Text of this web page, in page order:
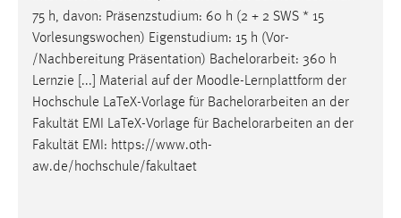
75 h, davon: Präsenzstudium: 60 h (2 + 2 SWS * 15
Vorlesungswochen) Eigenstudium: 15 h (Vor-
/Nachbereitung Präsentation) Bachelorarbeit: 360 h
Lernzie [...] Material auf der Moodle-Lernplattform der
Hochschule LaTeX-Vorlage für Bachelorarbeiten an der
Fakultät EMI LaTeX-Vorlage für Bachelorarbeiten an der
Fakultät EMI: https://www.oth-
aw.de/hochschule/fakultaet